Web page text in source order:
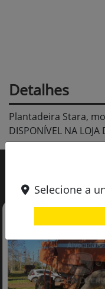
Detalhes
Plantadeira Stara,
DISPONÍVEL NA LOJA
Selecione a